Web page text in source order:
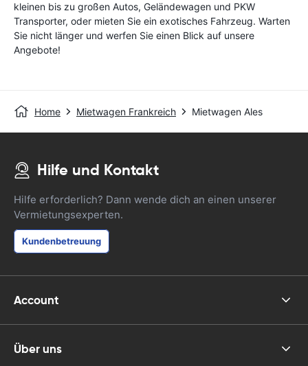
kleinen bis zu großen Autos, Geländewagen und PKW
Transporter, oder mieten Sie ein exotisches Fahrzeug. Warten
Sie nicht länger und werfen Sie einen Blick auf unsere
Angebote!
Home Mietwagen Frankreich Mietwagen Ales
Hilfe und Kontakt
Hilfe erforderlich? Dann wende dich an einen unserer
Vermietungsexperten.
Kundenbetreuung
Account
Über uns